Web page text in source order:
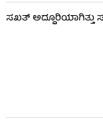
ಸಖತ್ ಅದ್ದೂರಿಯಾಗಿತ್ತು